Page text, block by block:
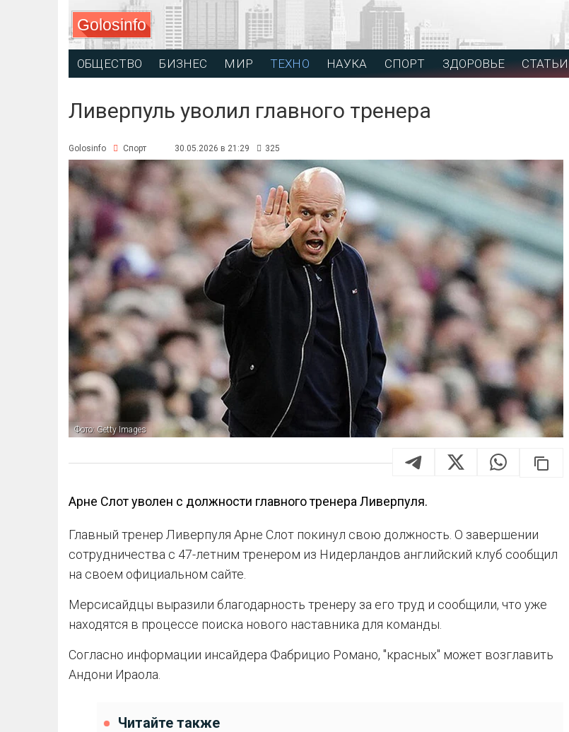
Golosinfo
ОБЩЕСТВО БИЗНЕС МИР ТЕХНО НАУКА СПОРТ ЗДОРОВЬЕ СТАТЬИ
Ливерпуль уволил главного тренера
Golosinfo Спорт 30.05.2026 в 21:29 325
Фото: Getty Images
Арне Слот уволен с должности главного тренера Ливерпуля.
Главный тренер Ливерпуля Арне Слот покинул свою должность. О завершении
сотрудничества с 47-летним тренером из Нидерландов английский клуб сообщил
на своем официальном сайте.
Мерсисайдцы выразили благодарность тренеру за его труд и сообщили, что уже
находятся в процессе поиска нового наставника для команды.
Согласно информации инсайдера Фабрицио Романо, "красных" может возглавить
Андони Ираола.
Читайте также